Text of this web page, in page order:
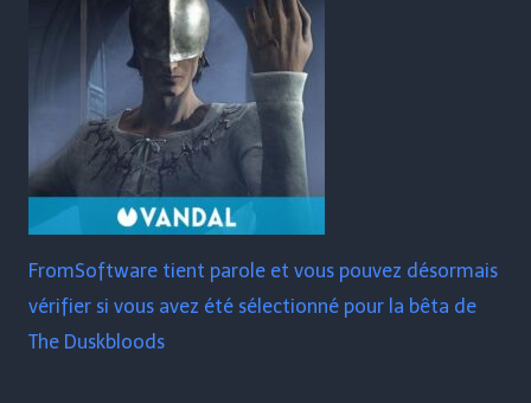
FromSoftware tient parole et vous pouvez désormais
vérifier si vous avez été sélectionné pour la bêta de
The Duskbloods